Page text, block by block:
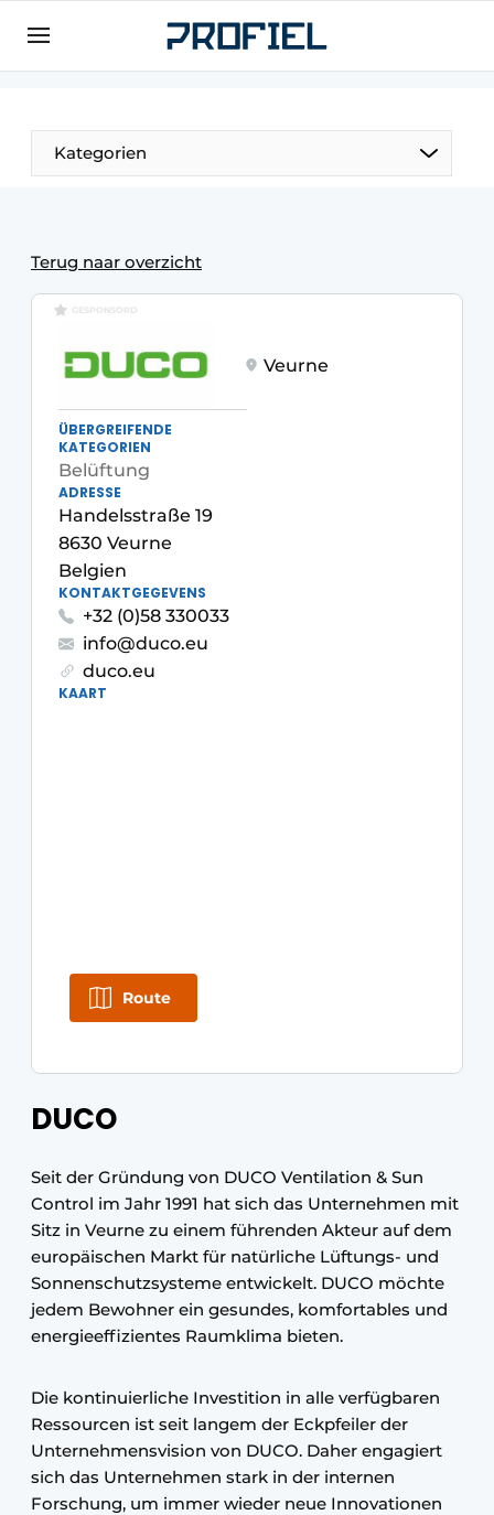
Registrieren Sie sich
Unternehmen
Kontakt
Veranstaltung anmelden
Meist gelesen
Podcasts
Datenschutz / Cookie-Erklärung
Profil | Plattform für Fenster, Türen,
Rahmentechnik, Beschläge, Dach- und
Fassadentechnik, Sicherheit
Profil
Ein Stellenangebot registrieren
Offene Stellen
Videos
Werben
Kategorien
Terug naar overzicht
DUCO
Seit der Gründung von DUCO Ventilation & Sun
Control im Jahr 1991 hat sich das Unternehmen mit
Sitz in Veurne zu einem führenden Akteur auf dem
europäischen Markt für natürliche Lüftungs- und
Sonnenschutzsysteme entwickelt. DUCO möchte
jedem Bewohner ein gesundes, komfortables und
energieeffizientes Raumklima bieten.
Die kontinuierliche Investition in alle verfügbaren
Ressourcen ist seit langem der Eckpfeiler der
Unternehmensvision von DUCO. Daher engagiert
sich das Unternehmen stark in der internen
Forschung, um immer wieder neue Innovationen
GESPONSORD
Veurne
ÜBERGREIFENDE
KATEGORIEN
Belüftung
ADRESSE
Handelsstraße 19
8630 Veurne
Belgien
KONTAKTGEGEVENS
+32 (0)58 330033
info@duco.eu
duco.eu
KAART
Route